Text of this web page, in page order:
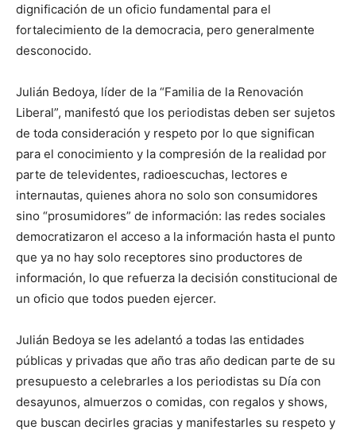
dignificación de un oficio fundamental para el
fortalecimiento de la democracia, pero generalmente
desconocido.
Julián Bedoya, líder de la “Familia de la Renovación
Liberal”, manifestó que los periodistas deben ser sujetos
de toda consideración y respeto por lo que significan
para el conocimiento y la compresión de la realidad por
parte de televidentes, radioescuchas, lectores e
internautas, quienes ahora no solo son consumidores
sino “prosumidores” de información: las redes sociales
democratizaron el acceso a la información hasta el punto
que ya no hay solo receptores sino productores de
información, lo que refuerza la decisión constitucional de
un oficio que todos pueden ejercer.
Julián Bedoya se les adelantó a todas las entidades
públicas y privadas que año tras año dedican parte de su
presupuesto a celebrarles a los periodistas su Día con
desayunos, almuerzos o comidas, con regalos y shows,
que buscan decirles gracias y manifestarles su respeto y